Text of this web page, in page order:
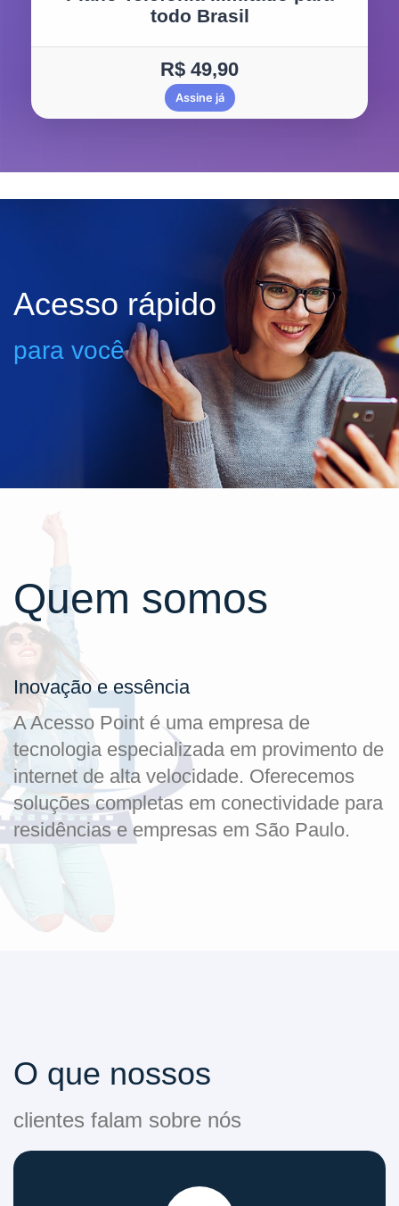
todo Brasil
R$ 49,90
Assine já
Acesso rápido
para você
Quem somos
Inovação e essência
A Acesso Point é uma empresa de
tecnologia especializada em provimento de
internet de alta velocidade. Oferecemos
soluções completas em conectividade para
residências e empresas em São Paulo.
O que nossos
clientes falam sobre nós